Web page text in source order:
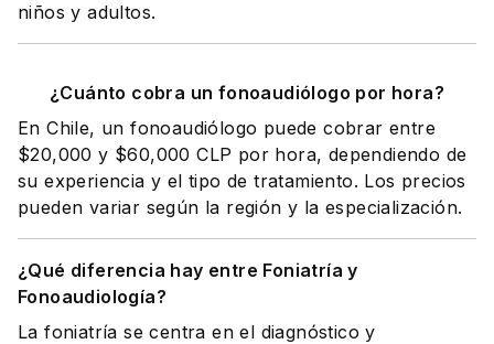
niños y adultos.
¿Cuánto cobra un fonoaudiólogo por hora?
En Chile, un fonoaudiólogo puede cobrar entre
$20,000 y $60,000 CLP por hora, dependiendo de
su experiencia y el tipo de tratamiento. Los precios
pueden variar según la región y la especialización.
¿Qué diferencia hay entre Foniatría y
Fonoaudiología?
La foniatría se centra en el diagnóstico y